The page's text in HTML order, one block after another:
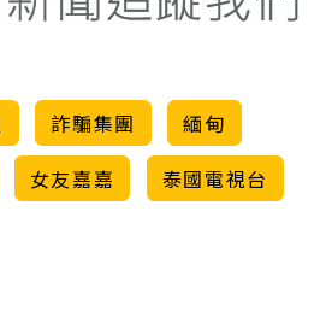
詐騙集團
緬甸
女友嘉嘉
泰國電視台